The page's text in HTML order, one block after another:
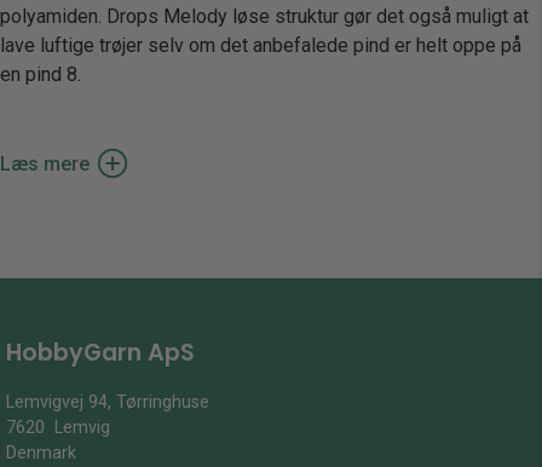
polyamiden. Drops Melody løse struktur gør det også muligt at
lave luftige trøjer selv om det anbefalede pind er helt oppe på
en pind 8.
I denne kategori kan du finde mange forskellige opskrifter alle
Klar til Vinter:
Drops Melody er det perfekte garn at brug, hvis du skal i gang
med den perfekte sweater til overgangen fra efterår til vinter.
Her kan du blandt andet vælge ”Swirling Smoke” serien ,hvor du
Læs mere
HobbyGarn ApS
Lemvigvej 94, Tørringhuse
7620 Lemvig
Denmark